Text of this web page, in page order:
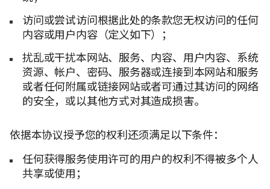
访问或尝试访问根据此处的条款您无权访问的任何
内容或用户内容（定义如下）；
扰乱或干扰本网站、服务、内容、用户内容、系统
资源、帐户、密码、服务器或连接到本网站和服务
或者任何附属或链接网站或者可通过其访问的网络
的安全，或以其他方式对其造成损害。
依据本协议授予您的权利还须满足以下条件：
任何获得服务使用许可的用户的权利不得被多个人
共享或使用；